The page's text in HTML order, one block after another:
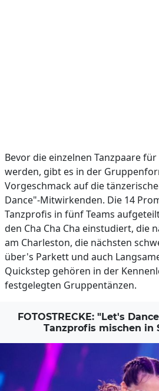
Bevor die einzelnen Tanzpaare
werden, gibt es in der
Vorgeschmack auf die
Dance"-Mitwirkenden. Die 14
Tanzprofis in fünf Teams
den Cha Cha Cha einstudiert, die
am Charleston, die nächsten
über's Parkett und auch
Quickstep gehören in der
festgelegten Gruppentänzen.
FOTOSTRECKE: "Let's
Tanzprofis mischen in